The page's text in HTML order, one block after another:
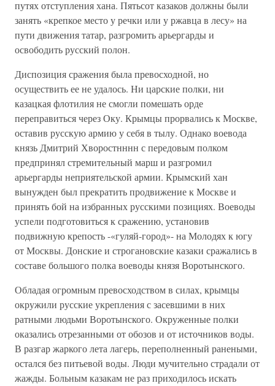
путях отступления хана. Пятьсот казаков должны были
занять «крепкое место у речки или у ржавца в лесу» на
пути движения татар, разгромить арьергарды и
освободить русский полон.
Диспозиция сражения была превосходной, но
осуществить ее не удалось. Ни царские полки, ни
казацкая флотилия не смогли помешать орде
переправиться через Оку. Крымцы прорвались к Москве,
оставив русскую армию у себя в тылу. Однако воевода
князь Дмитрий Хворостнннн с передовым полком
предпринял стремительный марш и разгромил
арьергарды неприятельской армии. Крымский хан
вынужден был прекратить продвижение к Москве и
принять бой на избранных русскими позициях. Воеводы
успели подготовиться к сражению, установив
подвижную крепость -«гуляй-город»- на Молодях к югу
от Москвы. Донские и строгановские казаки сражались в
составе большого полка воеводы князя Воротынского.
Обладая огромным превосходством в силах, крымцы
окружили русские укрепления с засевшими в них
ратными людьми Воротынского. Окруженные полки
оказались отрезанными от обозов и от источников воды.
В разгар жаркого лета лагерь, переполненный ранеными,
остался без питьевой воды. Люди мучительно страдали от
жажды. Больным казакам не раз приходилось искать